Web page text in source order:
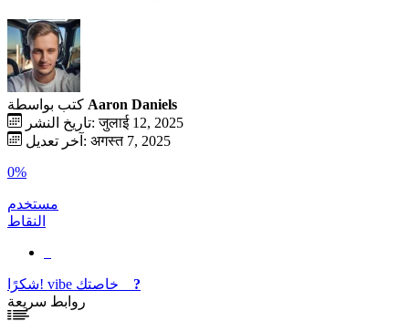
كتب بواسطة Aaron Daniels
تاريخ النشر: जुलाई 12, 2025
آخر تعديل: अगस्त 7, 2025
0%
مستخدم
النقاط
شكرًا! vibe
?
روابط سريعة